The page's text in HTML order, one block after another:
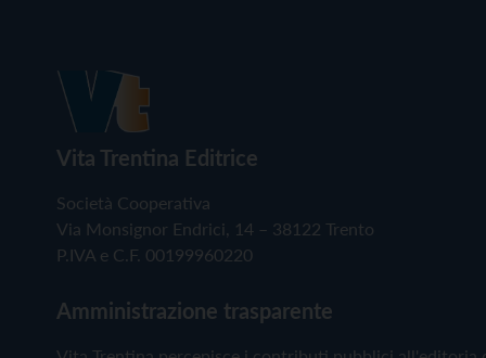
Vita Trentina Editrice
Società Cooperativa
Via Monsignor Endrici, 14 – 38122 Trento
P.IVA e C.F. 00199960220
Amministrazione trasparente